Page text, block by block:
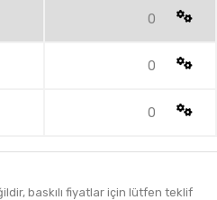
0
0
0
baskılı fiyatlar için lütfen teklif